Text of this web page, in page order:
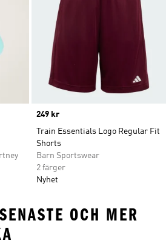
Price
249 kr
Train Essentials Logo Regular Fit
Shorts
Barn Sportswear
2 färger
Nyhet
OCH MER